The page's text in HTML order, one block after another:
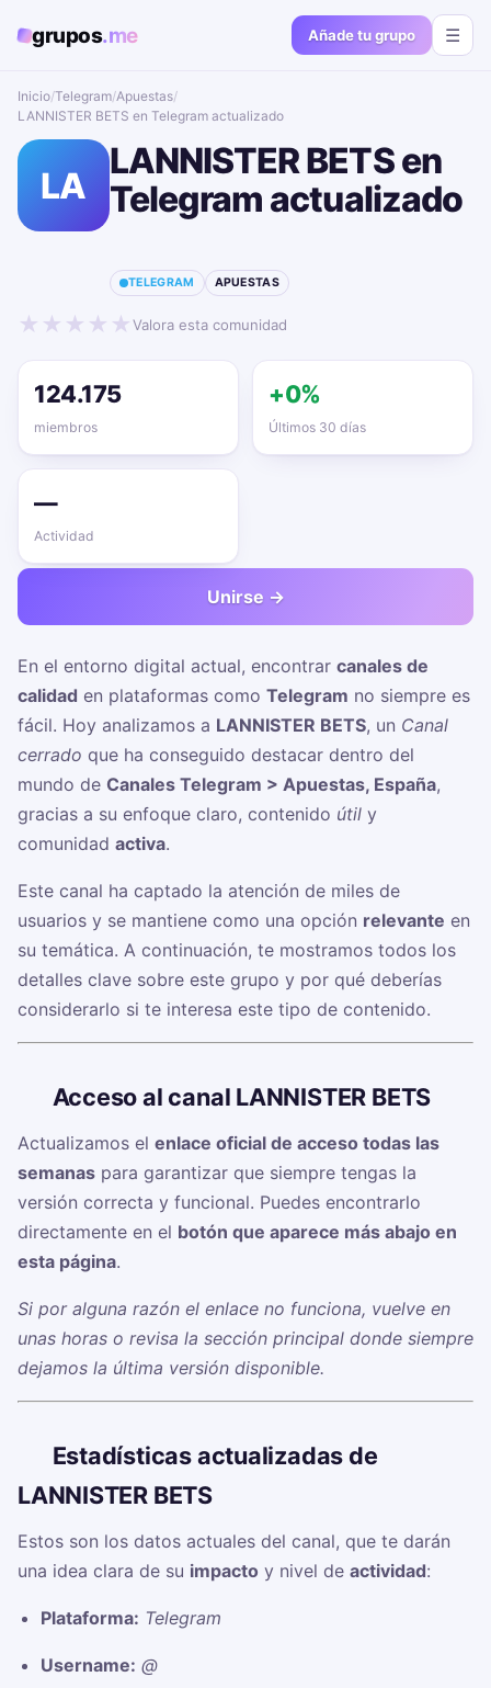
grupos.me Añade tu grupo ☰
Inicio/Telegram/Apuestas/
LANNISTER BETS en Telegram actualizado📱🔥
LA
LANNISTER BETS en
Telegram actualizado
TELEGRAM APUESTAS
★ ★ ★ ★ ★Valora esta comunidad
124.175
miembros
+0%
Últimos 30 días
—
Actividad
Unirse →
En el entorno digital actual, encontrar canales de
calidad en plataformas como Telegram no siempre es
fácil. Hoy analizamos a LANNISTER BETS, un Canal
cerrado que ha conseguido destacar dentro del
mundo de Canales Telegram > Apuestas, España,
gracias a su enfoque claro, contenido útil y
comunidad activa.
Este canal ha captado la atención de miles de
usuarios y se mantiene como una opción relevante en
su temática. A continuación, te mostramos todos los
detalles clave sobre este grupo y por qué deberías
considerarlo si te interesa este tipo de contenido.
Acceso al canal LANNISTER BETS
Actualizamos el enlace oficial de acceso todas las
semanas para garantizar que siempre tengas la
versión correcta y funcional. Puedes encontrarlo
directamente en el botón que aparece más abajo en
esta página.
Si por alguna razón el enlace no funciona, vuelve en
unas horas o revisa la sección principal donde siempre
dejamos la última versión disponible.
Estadísticas actualizadas de
LANNISTER BETS
Estos son los datos actuales del canal, que te darán
una idea clara de su impacto y nivel de actividad:
Plataforma: Telegram
Username: @